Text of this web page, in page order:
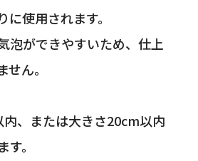
使用されます。
泡ができやすいため、仕上
ん。
、または大きさ20cm以内
。